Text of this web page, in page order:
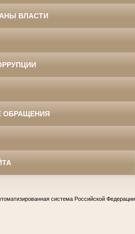
ВЛАСТИ
ОБРАЩЕНИЯ
система Российской